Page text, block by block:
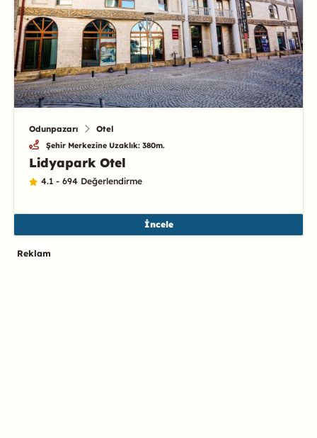
Odunpazarı Otel
Şehir Merkezine Uzaklık: 380m.
Lidyapark Otel
4.1 - 694 Değerlendirme
İncele
Reklam